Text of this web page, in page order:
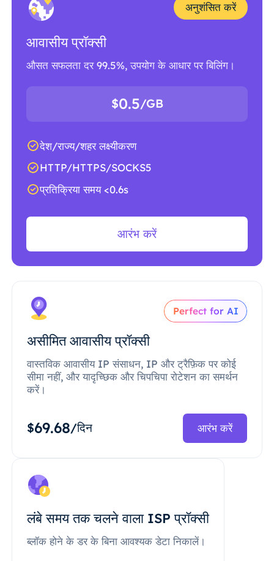
अनुशंसित करें
आवासीय प्रॉक्सी
औसत सफलता दर 99.5%, उपयोग के आधार पर बिलिंग।
$0.5/GB
देश/राज्य/शहर लक्ष्यीकरण
HTTP/HTTPS/SOCKS5
प्रतिक्रिया समय <0.6s
आरंभ करें
Perfect for AI
असीमित आवासीय प्रॉक्सी
वास्तविक आवासीय IP संसाधन, IP और ट्रैफ़िक पर कोई
सीमा नहीं, और यादृच्छिक और चिपचिपा रोटेशन का समर्थन
करें।
$69.68/दिन आरंभ करें
लंबे समय तक चलने वाला ISP प्रॉक्सी
ब्लॉक होने के डर के बिना आवश्यक डेटा निकालें।